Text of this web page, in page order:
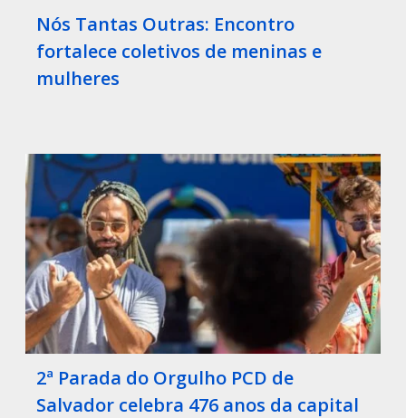
Nós Tantas Outras: Encontro
fortalece coletivos de meninas e
mulheres
2ª Parada do Orgulho PCD de
Salvador celebra 476 anos da capital